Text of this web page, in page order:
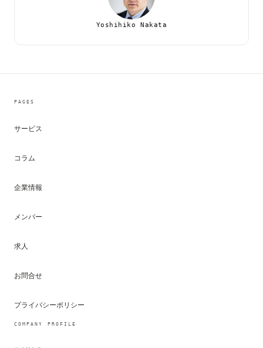
Yoshihiko Nakata
PAGES
サービス
コラム
企業情報
メンバー
求人
お問合せ
プライバシーポリシー
COMPANY PROFILE